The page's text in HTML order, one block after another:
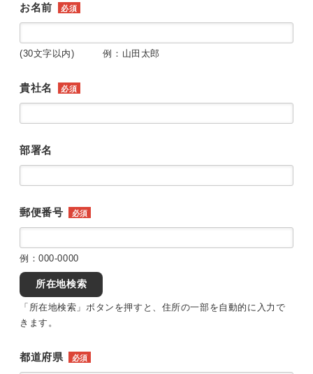
お名前 必須
(30文字以内) 例：山田太郎
貴社名 必須
部署名
郵便番号 必須
例：000-0000
所在地検索
「所在地検索」ボタンを押すと、住所の一部を自動的に入力で
きます。
都道府県 必須